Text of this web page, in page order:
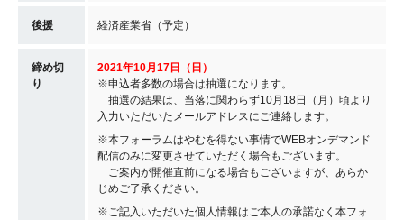
後援 経済産業省（予定）
締め切
り
2021年10月17日（日）
※申込者多数の場合は抽選になります。
抽選の結果は、当落に関わらず10月18日（月）頃より
入力いただいたメールアドレスにご連絡します。
※本フォーラムはやむを得ない事情でWEBオンデマンド
配信のみに変更させていただく場合もございます。
ご案内が開催直前になる場合もございますが、あらか
じめご了承ください。
※ご記入いただいた個人情報はご本人の承諾なく本フォ